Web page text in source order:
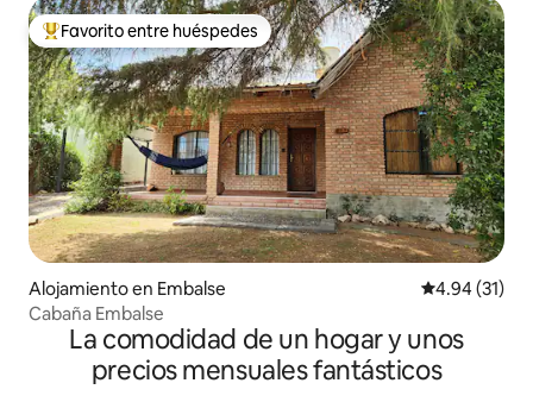
Favorito entre huéspedes preferido
Favorito entre huéspedes
Alojamiento en Embalse Calificación
4.94 (31)
Cabaña Embalse
La comodidad de un hogar y unos
precios mensuales fantásticos